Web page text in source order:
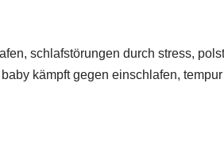
schlafstörungen durch stress,
kämpft gegen einschlafen,